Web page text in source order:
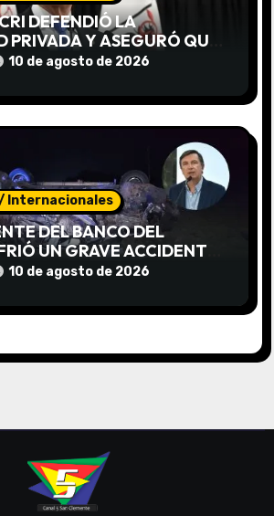
DEFENDIÓ LA
PRIVADA Y ASEGURÓ QUE
901 VIVIENDAS
10 de agosto de 2026
Internacionales
DEL BANCO DEL
UN GRAVE ACCIDENTE
INTERNADO
10 de agosto de 2026